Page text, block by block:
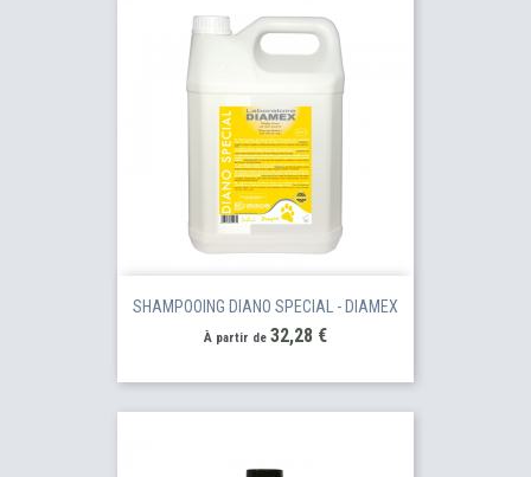
SHAMPOOING DIANO SPECIAL - DIAMEX
À partir de Prix
32,28 €